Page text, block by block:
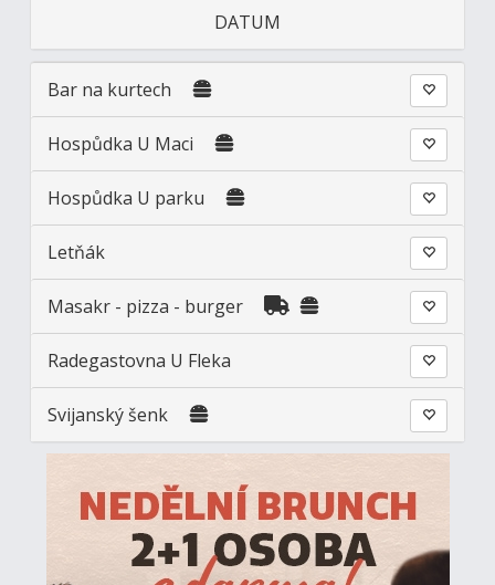
DATUM
Bar na kurtech
Hospůdka U Maci
Hospůdka U parku
Letňák
Masakr - pizza - burger
Radegastovna U Fleka
Svijanský šenk